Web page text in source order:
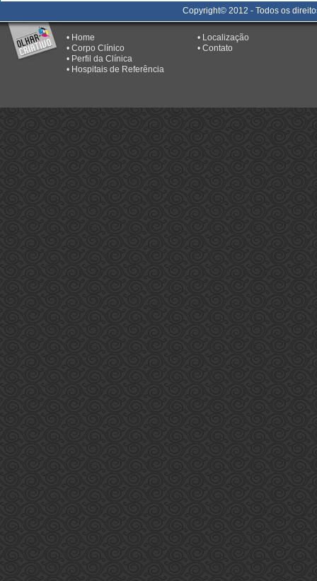
Copyright© 2012 - Todos os
• Home
• Corpo Clínico
• Perfil da Clínica
• Hospitais de Referência
• Localização
• Contato